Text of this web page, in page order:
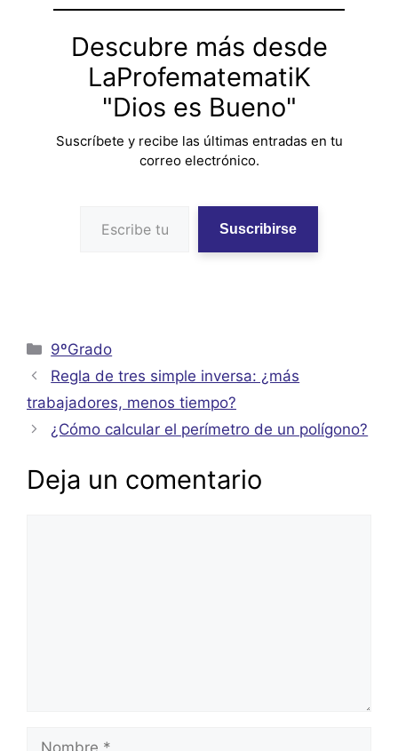
Descubre más desde
LaProfematematiK
"Dios es Bueno"
Suscríbete y recibe las últimas entradas en tu
correo electrónico.
Suscribirse
Categorías
9ºGrado
Regla de tres simple inversa: ¿más
trabajadores, menos tiempo?
¿Cómo calcular el perímetro de un polígono?
Deja un comentario
Nombre